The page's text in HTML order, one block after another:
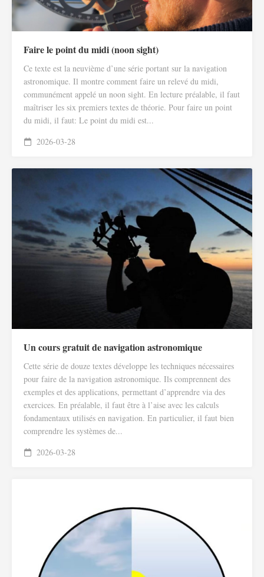
Faire le point du midi (noon sight)
Ce texte est la neuvième d’une série portant sur la navigation
astronomique. Il montre comment faire un relevé du midi,
communément appelé un noon sight. En lecture préalable, il faut
maîtriser les six premiers textes de théorie. Pour faire un point
du midi, il faut: Le point du midi est...
2026-03-28
Un cours gratuit de navigation astronomique
Cette série de douze textes développe les techniques nécessaires
pour faire de la navigation astronomique. Ils comprennent des
exemples et des applications, permettant d’apprendre via des
exercices. En préalable, il faut être à l’aise avec les calculs
fondamentaux utilisés en navigation. En particulier, il faut bien
comprendre les systèmes de...
2026-03-28